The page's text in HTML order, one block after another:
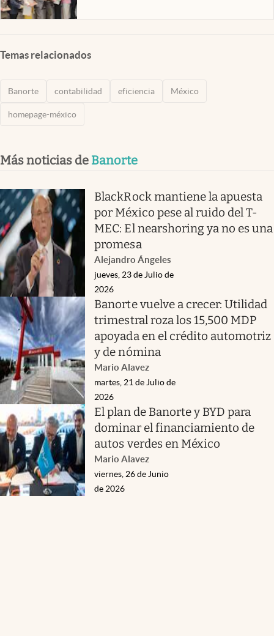
Temas relacionados
Banorte contabilidad eficiencia México
homepage-méxico
Más noticias de Banorte
BlackRock mantiene la apuesta
por México pese al ruido del T-
MEC: El nearshoring ya no es una
promesa
Alejandro Ángeles
jueves, 23 de Julio de
2026
Banorte vuelve a crecer: Utilidad
trimestral roza los 15,500 MDP
apoyada en el crédito automotriz
y de nómina
Mario Alavez
martes, 21 de Julio de
2026
El plan de Banorte y BYD para
dominar el financiamiento de
autos verdes en México
Mario Alavez
viernes, 26 de Junio
de 2026